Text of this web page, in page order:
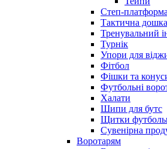
Степ-платформа
Тактична дошка
Тренувальний
Турнік
Упори для
Фітбол
Фішки та
Футбольні
Халати
Шипи для бутс
Щитки
Сувенірна
Воротарям